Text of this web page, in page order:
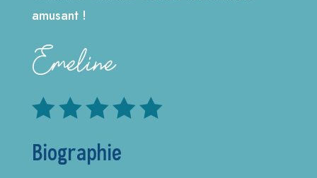
amusant !
Emeline

Biographie